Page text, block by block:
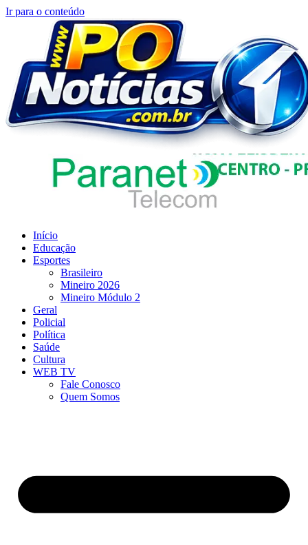
Ir para o conteúdo
Início
Educação
Esportes
Brasileiro
Mineiro 2026
Mineiro Módulo 2
Geral
Policial
Política
Saúde
Cultura
WEB TV
Fale Conosco
Quem Somos